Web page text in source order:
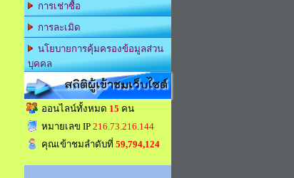
การเช่าซื้อ
การละเมิด
นโยบายการคุ้มครองข้อมูลส่วน
บุคคล
สถิติผู้เข้าชมเว็บไซต์
ออนไลน์ทั้งหมด 15 คน
หมายเลข IP 216.73.216.144
คุณเข้าชมลำดับที่ 59,794,124